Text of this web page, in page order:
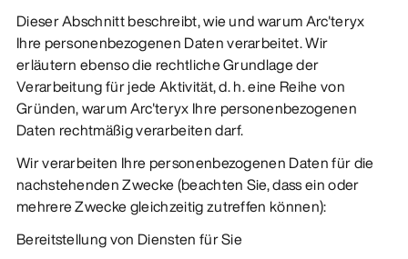
Dieser Abschnitt beschreibt, wie und warum Arc'teryx
Ihre personenbezogenen Daten verarbeitet. Wir
erläutern ebenso die rechtliche Grundlage der
Verarbeitung für jede Aktivität, d. h. eine Reihe von
Gründen, warum Arc'teryx Ihre personenbezogenen
Daten rechtmäßig verarbeiten darf.
Wir verarbeiten Ihre personenbezogenen Daten für die
nachstehenden Zwecke (beachten Sie, dass ein oder
mehrere Zwecke gleichzeitig zutreffen können):
Bereitstellung von Diensten für Sie